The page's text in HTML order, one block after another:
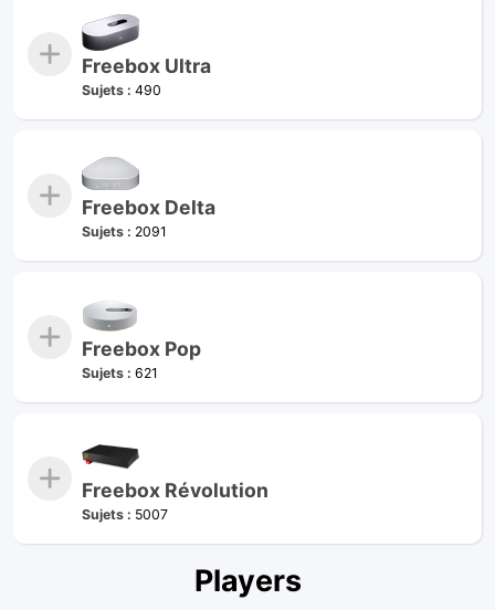
Freebox Ultra
Sujets : 490
Freebox Delta
Sujets : 2091
Freebox Pop
Sujets : 621
Freebox Révolution
Sujets : 5007
Players